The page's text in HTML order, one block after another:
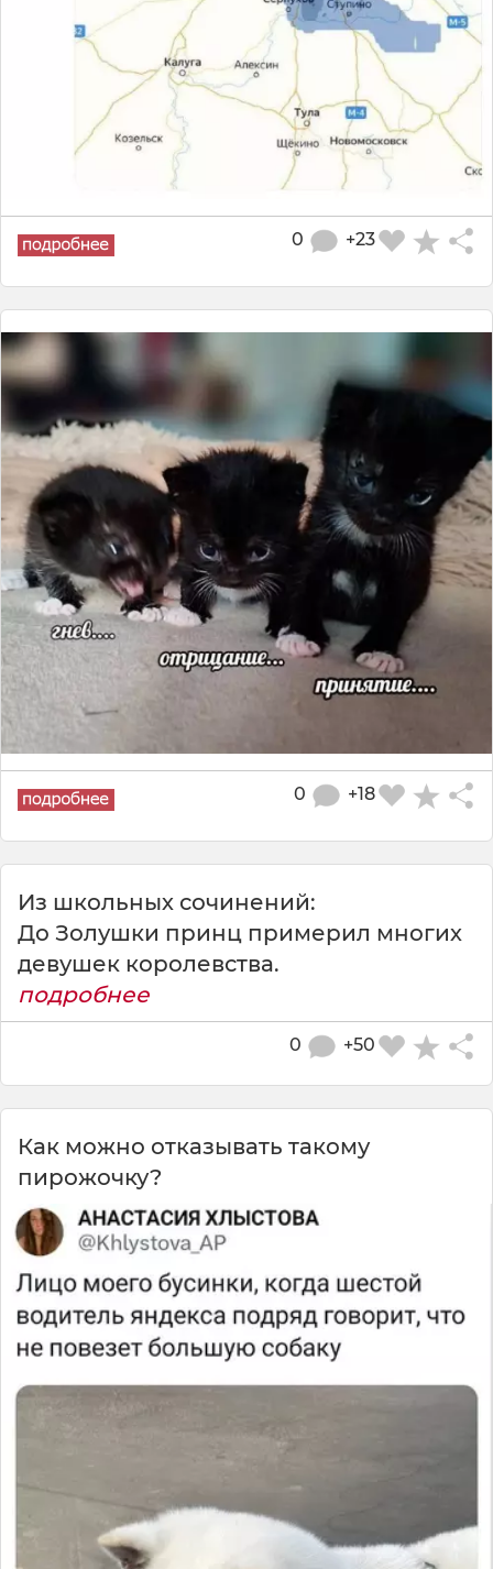
+23
0
+18
0
Из школьных сочинений:
До Золушки принц примерил многих
девушек королевства.
подробнее
+50
0
Как можно отказывать такому
пирожочку?